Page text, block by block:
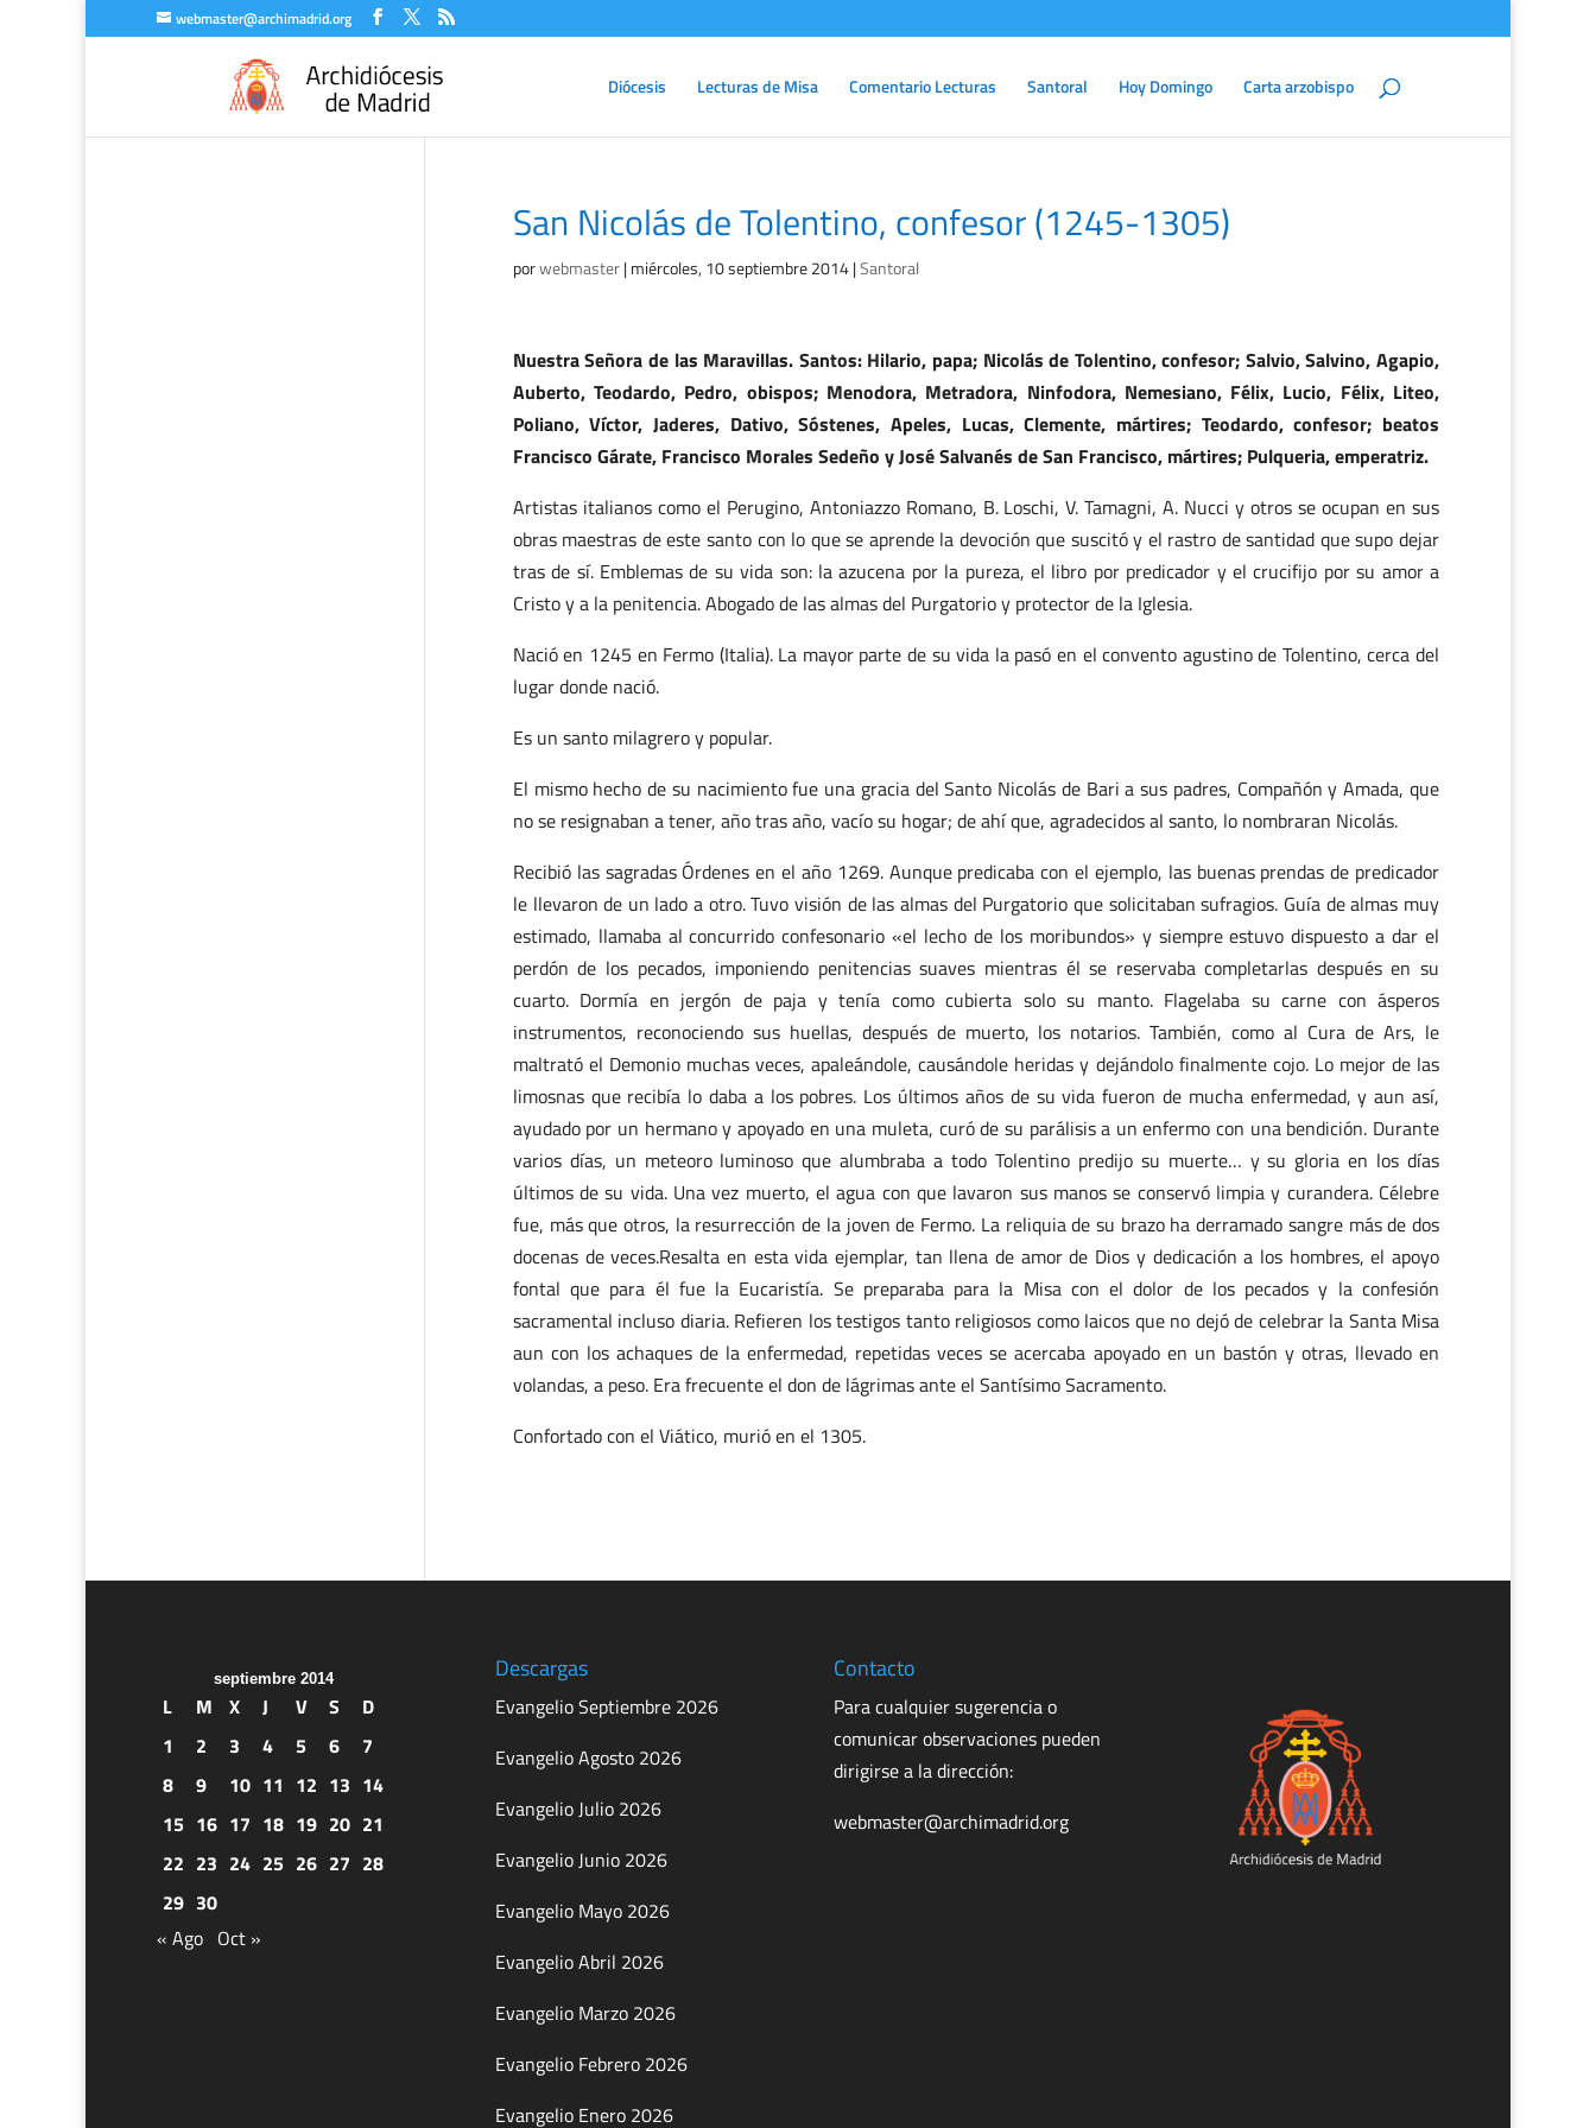
webmaster@archimadrid.org
Diócesis Lecturas de Misa Comentario Lecturas Santoral Hoy Domingo Carta arzobispo
San Nicolás de Tolentino, confesor (1245-1305)
porwebmaster|miércoles, 10 septiembre 2014|Santoral
Nuestra Señora de las Maravillas. Santos: Hilario, papa; Nicolás de Tolentino, confesor; Salvio, Salvino, Agapio,
Auberto, Teodardo, Pedro, obispos; Menodora, Metradora, Ninfodora, Nemesiano, Félix, Lucio, Félix, Liteo,
Poliano, Víctor, Jaderes, Dativo, Sóstenes, Apeles, Lucas, Clemente, mártires; Teodardo, confesor; beatos
Francisco Gárate, Francisco Morales Sedeño y José Salvanés de San Francisco, mártires; Pulqueria, emperatriz.
Artistas italianos como el Perugino, Antoniazzo Romano, B. Loschi, V. Tamagni, A. Nucci y otros se ocupan en sus
obras maestras de este santo con lo que se aprende la devoción que suscitó y el rastro de santidad que supo dejar
tras de sí. Emblemas de su vida son: la azucena por la pureza, el libro por predicador y el crucifijo por su amor a
Cristo y a la penitencia. Abogado de las almas del Purgatorio y protector de la Iglesia.
Nació en 1245 en Fermo (Italia). La mayor parte de su vida la pasó en el convento agustino de Tolentino, cerca del
lugar donde nació.
Es un santo milagrero y popular.
El mismo hecho de su nacimiento fue una gracia del Santo Nicolás de Bari a sus padres, Compañón y Amada, que
no se resignaban a tener, año tras año, vacío su hogar; de ahí que, agradecidos al santo, lo nombraran Nicolás.
Recibió las sagradas Órdenes en el año 1269. Aunque predicaba con el ejemplo, las buenas prendas de predicador
le llevaron de un lado a otro. Tuvo visión de las almas del Purgatorio que solicitaban sufragios. Guía de almas muy
estimado, llamaba al concurrido confesonario «el lecho de los moribundos» y siempre estuvo dispuesto a dar el
perdón de los pecados, imponiendo penitencias suaves mientras él se reservaba completarlas después en su
cuarto. Dormía en jergón de paja y tenía como cubierta solo su manto. Flagelaba su carne con ásperos
instrumentos, reconociendo sus huellas, después de muerto, los notarios. También, como al Cura de Ars, le
maltrató el Demonio muchas veces, apaleándole, causándole heridas y dejándolo finalmente cojo. Lo mejor de las
limosnas que recibía lo daba a los pobres. Los últimos años de su vida fueron de mucha enfermedad, y aun así,
ayudado por un hermano y apoyado en una muleta, curó de su parálisis a un enfermo con una bendición. Durante
varios días, un meteoro luminoso que alumbraba a todo Tolentino predijo su muerte… y su gloria en los días
últimos de su vida. Una vez muerto, el agua con que lavaron sus manos se conservó limpia y curandera. Célebre
fue, más que otros, la resurrección de la joven de Fermo. La reliquia de su brazo ha derramado sangre más de dos
docenas de veces.Resalta en esta vida ejemplar, tan llena de amor de Dios y dedicación a los hombres, el apoyo
fontal que para él fue la Eucaristía. Se preparaba para la Misa con el dolor de los pecados y la confesión
sacramental incluso diaria. Refieren los testigos tanto religiosos como laicos que no dejó de celebrar la Santa Misa
aun con los achaques de la enfermedad, repetidas veces se acercaba apoyado en un bastón y otras, llevado en
volandas, a peso. Era frecuente el don de lágrimas ante el Santísimo Sacramento.
Confortado con el Viático, murió en el 1305.
septiembre 2014
L M X J V S
D
1
2 3 4 5 6
7
8
9 10 11 12 13 14
15 16 17 18 19 20 21
22 23 24 25 26 27 28
29 30
« Ago Oct »
Descargas
Evangelio Septiembre 2026
Evangelio Agosto 2026
Evangelio Julio 2026
Evangelio Junio 2026
Evangelio Mayo 2026
Evangelio Abril 2026
Evangelio Marzo 2026
Evangelio Febrero 2026
Evangelio Enero 2026
Contacto
Para cualquier sugerencia o
comunicar observaciones pueden
dirigirse a la dirección:
webmaster@archimadrid.org